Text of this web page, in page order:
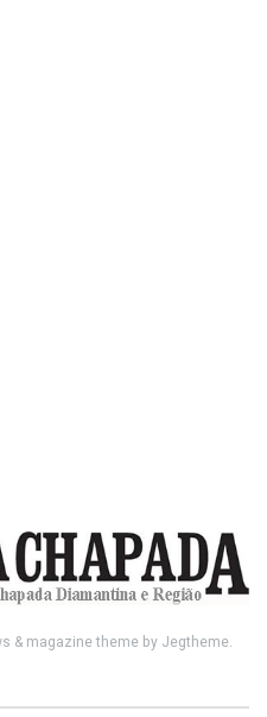
& magazine theme by Jegtheme.